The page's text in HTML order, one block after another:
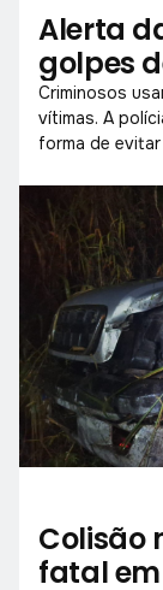
Alerta
golpes
Criminosos
vítimas. A
forma de
Colisão
fatal